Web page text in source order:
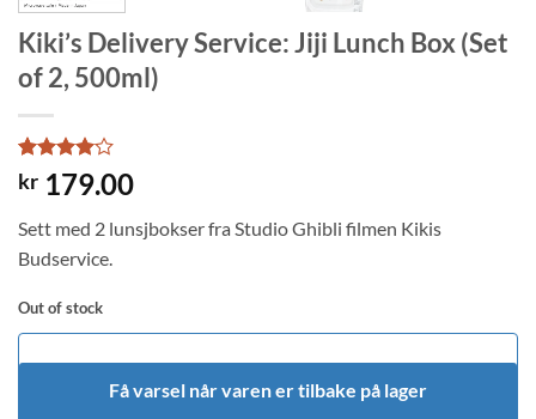
Kiki’s Delivery Service: Jiji Lunch Box (Set
of 2, 500ml)
Rated4
out of 5
1
customer
rating
kr 179.00
Sett med 2 lunsjbokser fra Studio Ghibli filmen Kikis
Budservice.
Out of stock
Få varsel når varen er tilbake på lager